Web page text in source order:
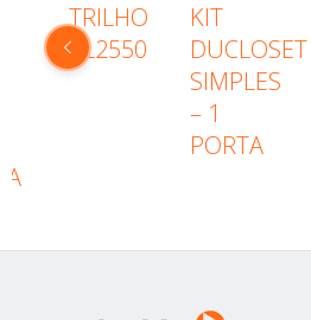
TRILHO
PL2550
KIT
DUCLOSET
SIMPLES
– 1
PORTA